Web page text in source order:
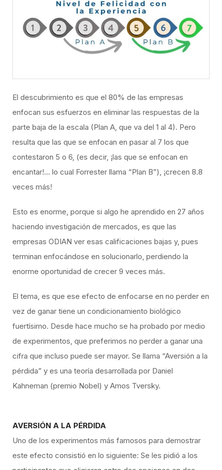
​El descubrimiento es que el 80% de las empresas
enfocan sus esfuerzos en eliminar las respuestas de la
parte baja de la escala (Plan A, que va del 1 al 4). Pero
resulta que las que se enfocan en pasar al 7 los que
contestaron 5 o 6, (es decir, ¡las que se enfocan en
encantar!… lo cual Forrester llama “Plan B”), ¡crecen 8.8
veces más!
​Esto es enorme, porque si algo he aprendido en 27 años
haciendo investigación de mercados, es que las
empresas ODIAN ver esas calificaciones bajas y, pues
terminan enfocándose en solucionarlo, perdiendo la
enorme oportunidad de crecer 9 veces más.
El tema, es que ese efecto de enfocarse en no perder en
vez de ganar tiene un condicionamiento biológico
fuertísimo. Desde hace mucho se ha probado por medio
de experimentos, que preferimos no perder a ganar una
cifra que incluso puede ser mayor. Se llama “Aversión a la
pérdida” y es una teoría desarrollada por Daniel
Kahneman (premio Nobel) y Amos Tversky.
AVERSIÓN A LA PÉRDIDA
Uno de los experimentos más famosos para demostrar
este efecto consistió en lo siguiente: Se les pidió a los